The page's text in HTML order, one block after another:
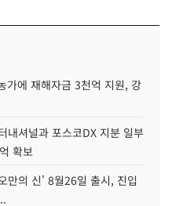
가에 재해자금 3천억 지원, 강
내셔널과 포스코DX 지분 일부
확보
만의 신' 8월26일 출시, 진입